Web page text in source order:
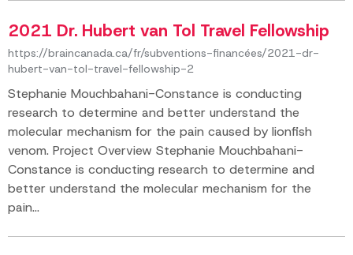
2021 Dr. Hubert van Tol Travel Fellowship
https://braincanada.ca/fr/subventions-financées/2021-dr-
hubert-van-tol-travel-fellowship-2
Stephanie Mouchbahani-Constance is conducting
research to determine and better understand the
molecular mechanism for the pain caused by lionfish
venom. Project Overview Stephanie Mouchbahani-
Constance is conducting research to determine and
better understand the molecular mechanism for the
pain...